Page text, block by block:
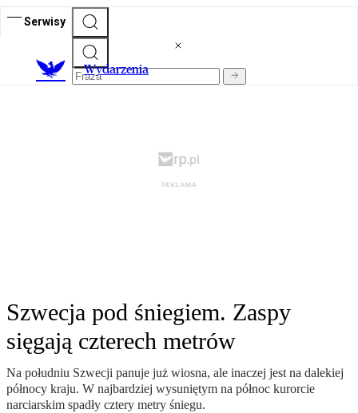
Serwisy
Wydarzenia
Szwecja pod śniegiem. Zaspy
sięgają czterech metrów
Na południu Szwecji panuje już wiosna, ale inaczej jest na dalekiej
północy kraju. W najbardziej wysuniętym na północ kurorcie
narciarskim spadły cztery metry śniegu.